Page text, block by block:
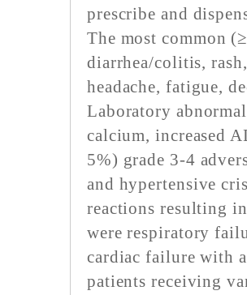
prescribe and
The most common
diarrhea/colitis,
headache, fatigue,
Laboratory
calcium, increased
5%) grade 3-4
and hypertensive
reactions resulting
were respiratory
cardiac failure with
patients receiving